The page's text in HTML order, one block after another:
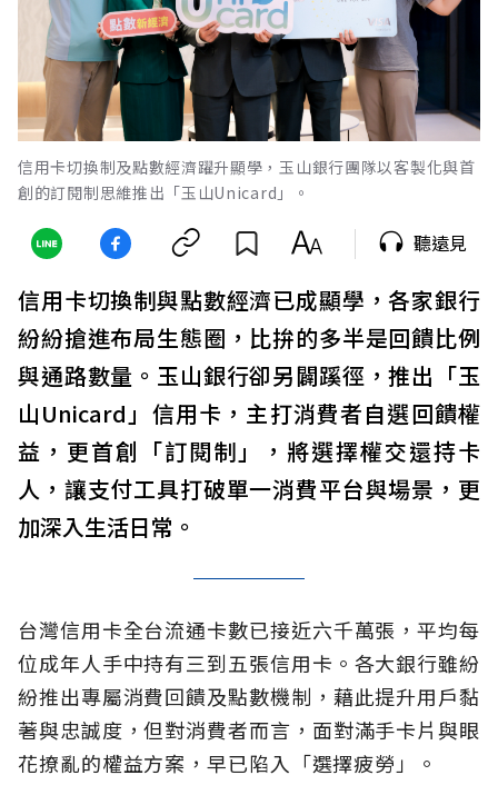
信用卡切換制及點數經濟躍升顯學，玉山銀行團隊以客製化與首
創的訂閱制思維推出「玉山Unicard」。
聽遠見
信用卡切換制與點數經濟已成顯學，各家銀行
紛紛搶進布局生態圈，比拚的多半是回饋比例
與通路數量。玉山銀行卻另闢蹊徑，推出「玉
山Unicard」信用卡，主打消費者自選回饋權
益，更首創「訂閱制」，將選擇權交還持卡
人，讓支付工具打破單一消費平台與場景，更
加深入生活日常。
台灣信用卡全台流通卡數已接近六千萬張，平均每
位成年人手中持有三到五張信用卡。各大銀行雖紛
紛推出專屬消費回饋及點數機制，藉此提升用戶黏
著與忠誠度，但對消費者而言，面對滿手卡片與眼
花撩亂的權益方案，早已陷入「選擇疲勞」。